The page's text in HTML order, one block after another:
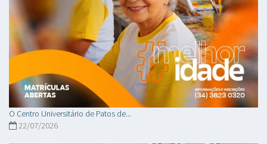
O Centro Universitário de Patos de...
22/07/2026